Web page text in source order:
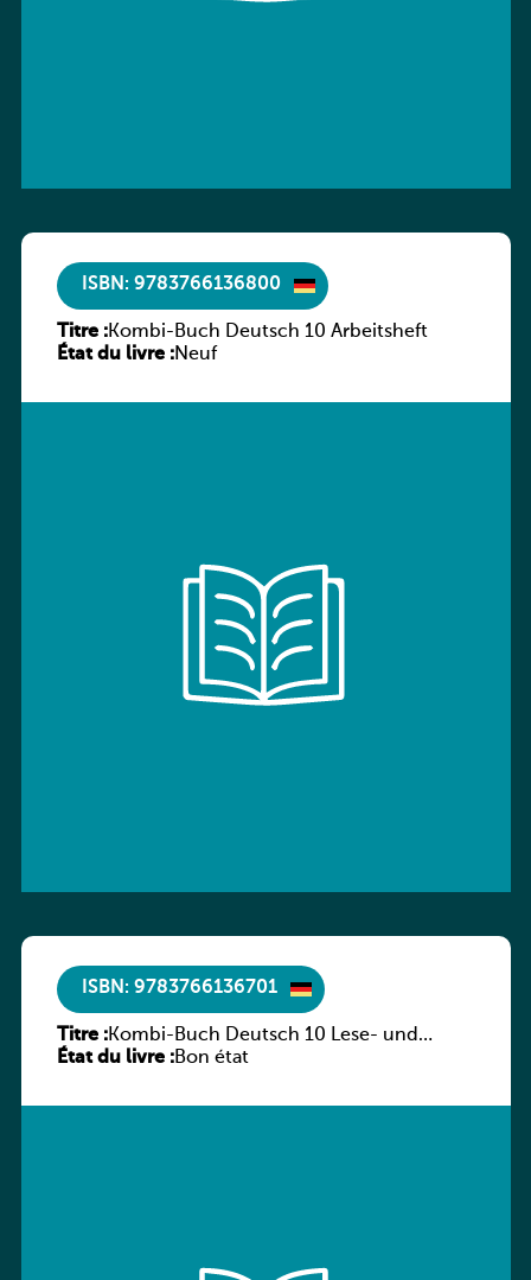
ISBN: 9783766136800
Titre :Kombi-Buch Deutsch 10 Arbeitsheft
État du livre :Neuf
ISBN: 9783766136701
Titre :Kombi-Buch Deutsch 10 Lese- und
Sprachbuch
État du livre :Bon état